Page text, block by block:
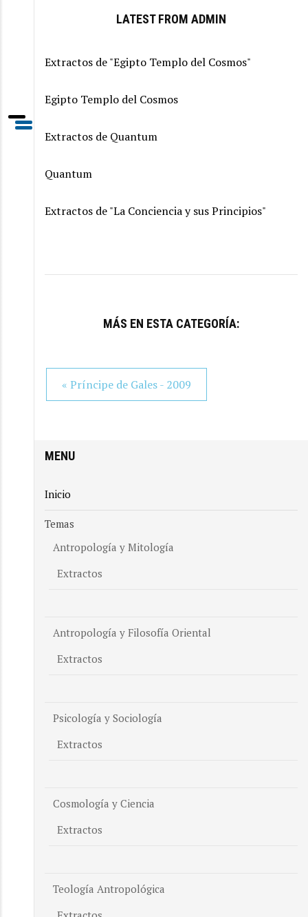
LATEST FROM ADMIN
Extractos de "Egipto Templo del Cosmos"
Egipto Templo del Cosmos
Extractos de Quantum
Quantum
Extractos de "La Conciencia y sus Principios"
MÁS EN ESTA CATEGORÍA:
« Príncipe de Gales - 2009
MENU
Inicio
Temas
Antropología y Mitología
Extractos
Antropología y Filosofía Oriental
Extractos
Psicología y Sociología
Extractos
Cosmología y Ciencia
Extractos
Teología Antropológica